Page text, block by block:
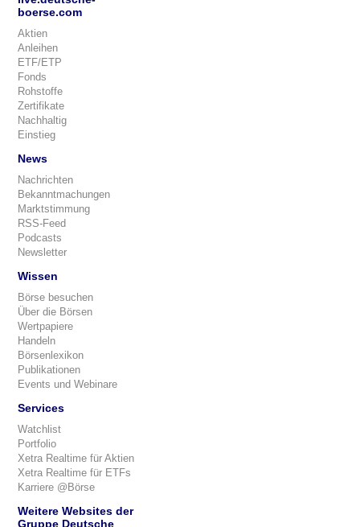
boerse.com
Aktien
Anleihen
ETF/ETP
Fonds
Rohstoffe
Zertifikate
Nachhaltig
Einstieg
News
Nachrichten
Bekanntmachungen
Marktstimmung
RSS-Feed
Podcasts
Newsletter
Wissen
Börse besuchen
Über die Börsen
Wertpapiere
Handeln
Börsenlexikon
Publikationen
Events und Webinare
Services
Watchlist
Portfolio
Xetra Realtime für Aktien
Xetra Realtime für ETFs
Karriere @Börse
Weitere Websites der
Gruppe Deutsche